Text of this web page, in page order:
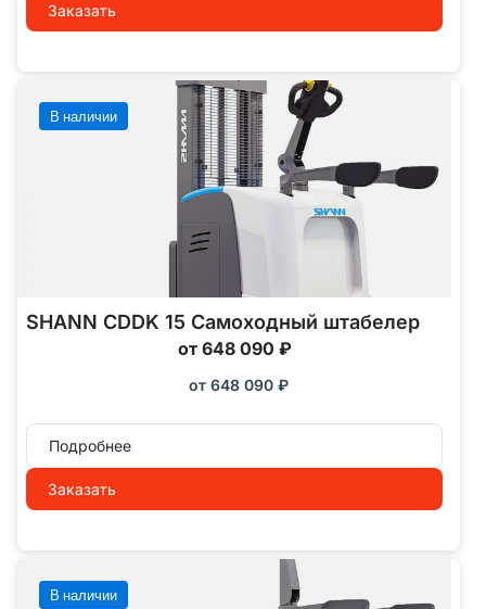
Заказать
В наличии
SHANN CDDK 15 Самоходный штабелер
от 648 090 ₽
от 648 090 ₽
Подробнее
Заказать
В наличии